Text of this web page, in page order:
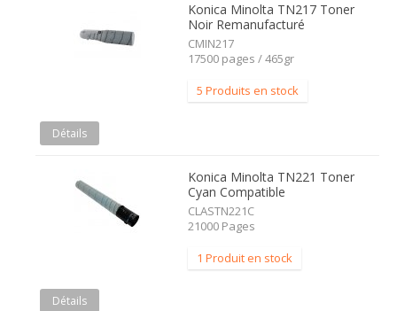
Konica Minolta TN217 Toner
Noir Remanufacturé
CMIN217
17500 pages / 465gr
5 Produits en stock
Détails
Konica Minolta TN221 Toner
Cyan Compatible
CLASTN221C
21000 Pages
1 Produit en stock
Détails